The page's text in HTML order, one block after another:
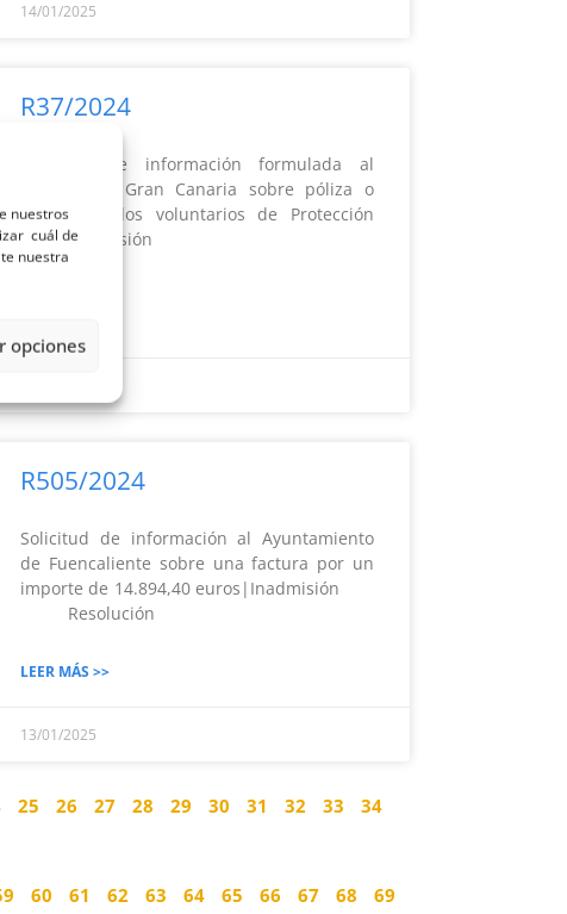
nuestros
cuál de
nuestra
opciones
14/01/2025
R37/2024
Solicitud de información formulada al
Cabildo de Gran Canaria sobre póliza o
seguro de los voluntarios de Protección
Civil|Inadmisión
R505/2024
Solicitud de información al Ayuntamiento
de Fuencaliente sobre una factura por un
importe de 14.894,40 euros|Inadmisión
Resolución
LEER MÁS >>
13/01/2025
25 26 27 28 29 30 31 32 33 34
60 61 62 63 64 65 66 67 68 69